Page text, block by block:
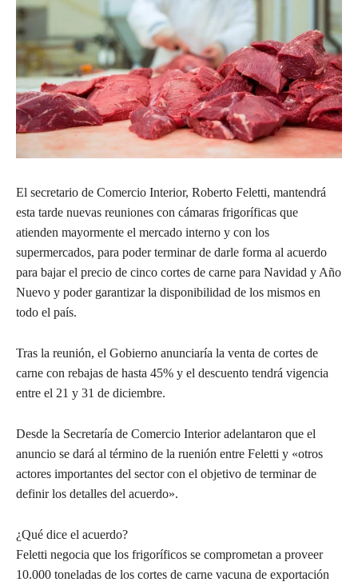
El secretario de Comercio Interior, Roberto Feletti, mantendrá
esta tarde nuevas reuniones con cámaras frigoríficas que
atienden mayormente el mercado interno y con los
supermercados, para poder terminar de darle forma al acuerdo
para bajar el precio de cinco cortes de carne para Navidad y Año
Nuevo y poder garantizar la disponibilidad de los mismos en
todo el país.
Tras la reunión, el Gobierno anunciaría la venta de cortes de
carne con rebajas de hasta 45% y el descuento tendrá vigencia
entre el 21 y 31 de diciembre.
Desde la Secretaría de Comercio Interior adelantaron que el
anuncio se dará al término de la ruenión entre Feletti y «otros
actores importantes del sector con el objetivo de terminar de
definir los detalles del acuerdo».
¿Qué dice el acuerdo?
Feletti negocia que los frigoríficos se comprometan a proveer
10.000 toneladas de los cortes de carne vacuna de exportación